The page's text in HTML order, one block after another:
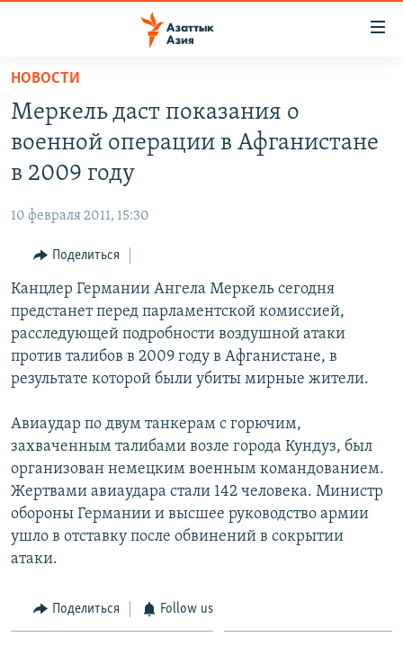
Вернуться
основному
содержанию
Вернутся
главной
навигации
Вернутся
поиску
КАЗАХСТАН
ТАДЖИКИСТАН
НОВОСТИ
ВОЙНА В УКРАИНЕ
ҚАЗАҚША
КЫРГЫЗЧА
ЎЗБЕКЧА
ТОҶИКӢ
TÜRKMENÇE
Все сайты РСЕ/РС
НОВОСТИ
Меркель даст показания о
военной операции в Афганистане
в 2009 году
10 февраля 2011, 15:30
Поделиться
Канцлер Германии Ангела Меркель сегодня
предстанет перед парламентской комиссией,
расследующей подробности воздушной атаки
против талибов в 2009 году в Афганистане, в
результате которой были убиты мирные жители.
Авиаудар по двум танкерам с горючим,
захваченным талибами возле города Кундуз, был
организован немецким военным командованием.
Жертвами авиаудара стали 142 человека. Министр
обороны Германии и высшее руководство армии
ушло в отставку после обвинений в сокрытии
атаки.
Поделиться Follow us